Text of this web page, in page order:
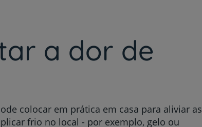
a dor de
colocar em prática em casa para aliviar as
frio no local - por exemplo, gelo ou